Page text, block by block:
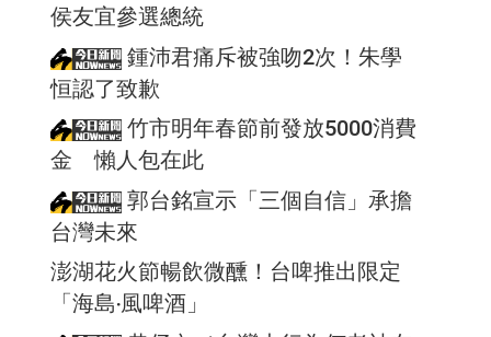
侯友宜參選總統
鍾沛君痛斥被強吻2次！朱學
恒認了致歉
竹市明年春節前發放5000消費
金 懶人包在此
郭台銘宣示「三個自信」承擔
台灣未來
澎湖花火節暢飲微醺！台啤推出限定
「海島‧風啤酒」